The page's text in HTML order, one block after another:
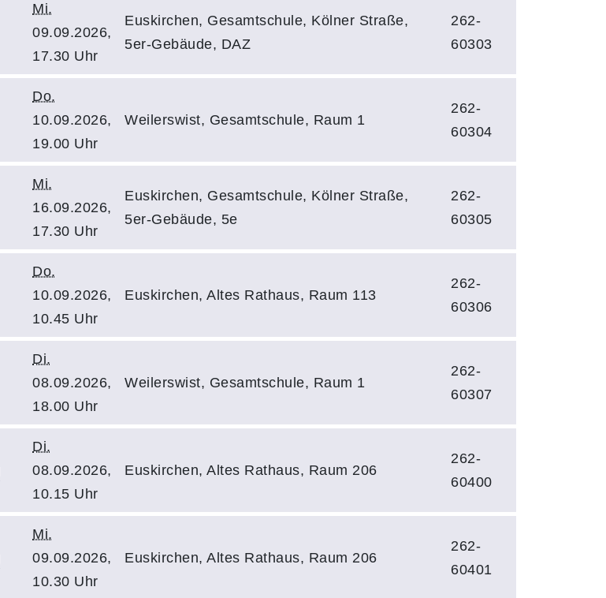
Mi.
09.09.2026,
17.30 Uhr
Euskirchen, Gesamtschule, Kölner Straße,
5er-Gebäude, DAZ
262-
60303
Do.
10.09.2026,
19.00 Uhr
Weilerswist, Gesamtschule, Raum 1
262-
60304
Mi.
16.09.2026,
17.30 Uhr
Euskirchen, Gesamtschule, Kölner Straße,
5er-Gebäude, 5e
262-
60305
Do.
10.09.2026,
10.45 Uhr
Euskirchen, Altes Rathaus, Raum 113
262-
60306
Di.
08.09.2026,
18.00 Uhr
Weilerswist, Gesamtschule, Raum 1
262-
60307
Di.
08.09.2026,
10.15 Uhr
Euskirchen, Altes Rathaus, Raum 206
262-
60400
Mi.
09.09.2026,
10.30 Uhr
Euskirchen, Altes Rathaus, Raum 206
262-
60401